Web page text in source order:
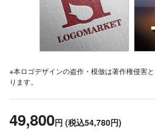
※本ロゴデザインの盗作・模倣は著作権侵害
ります。
49,800円 (税込54,780円)